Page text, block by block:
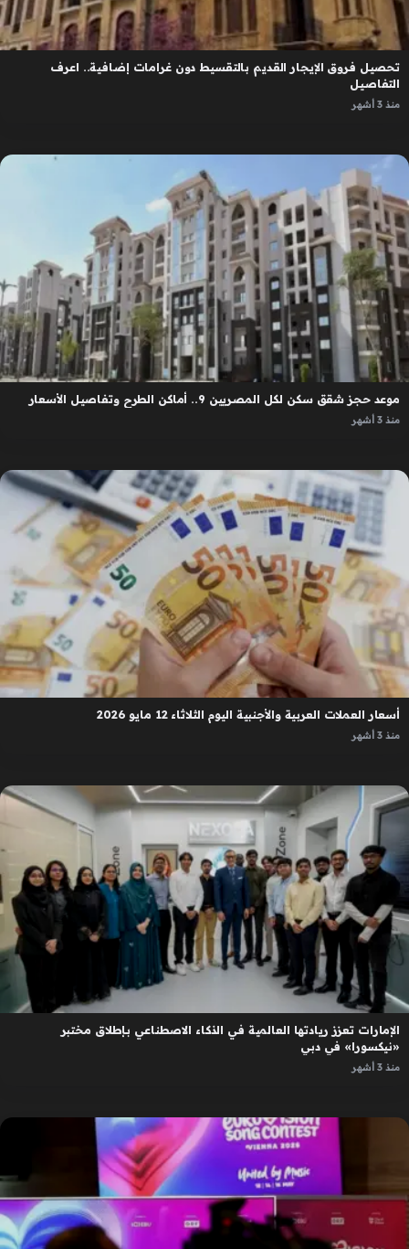
تحصيل فروق الإيجار القديم بالتقسيط دون غرامات إضافية.. اعرف
التفاصيل
منذ 3 أشهر
موعد حجز شقق سكن لكل المصريين 9.. أماكن الطرح وتفاصيل الأسعار
منذ 3 أشهر
أسعار العملات العربية والأجنبية اليوم الثلاثاء 12 مايو 2026
منذ 3 أشهر
الإمارات تعزز ريادتها العالمية في الذكاء الاصطناعي بإطلاق مختبر
«نيكسورا» في دبي
منذ 3 أشهر